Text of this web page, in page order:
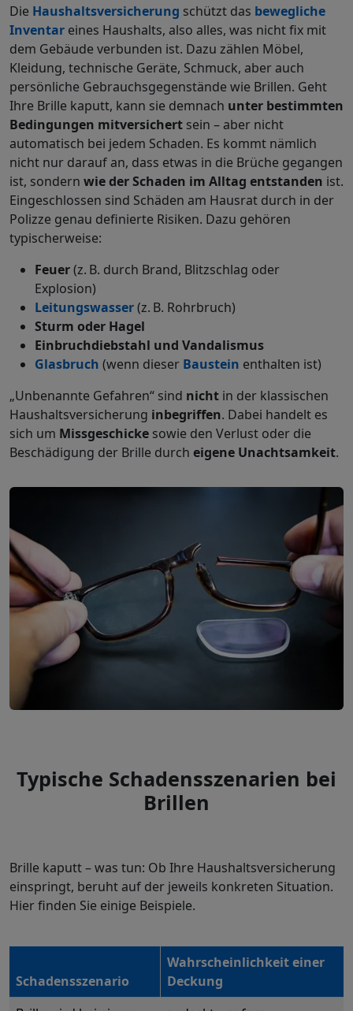
Die Haushaltsversicherung schützt das bewegliche
Inventar eines Haushalts, also alles, was nicht fix mit
dem Gebäude verbunden ist. Dazu zählen Möbel,
Kleidung, technische Geräte, Schmuck, aber auch
persönliche Gebrauchsgegenstände wie Brillen. Geht
Ihre Brille kaputt, kann sie demnach unter bestimmten
Bedingungen mitversichert sein – aber nicht
automatisch bei jedem Schaden. Es kommt nämlich
nicht nur darauf an, dass etwas in die Brüche gegangen
ist, sondern wie der Schaden im Alltag entstanden ist.
Eingeschlossen sind Schäden am Hausrat durch in der
Polizze genau definierte Risiken. Dazu gehören
typischerweise:
Feuer(z. B. durch Brand, Blitzschlag oder
Explosion)
Leitungswasser(z. B. Rohrbruch)
Sturm oder Hagel
Einbruchdiebstahl und Vandalismus
Glasbruch (wenn dieser Baustein enthalten ist)
„Unbenannte Gefahren“ sind nicht in der klassischen
Haushaltsversicherung inbegriffen. Dabei handelt es
sich um Missgeschicke sowie den Verlust oder die
Beschädigung der Brille durch eigene Unachtsamkeit.
Typische Schadensszenarien bei
Brillen
Brille kaputt – was tun: Ob Ihre Haushaltsversicherung
einspringt, beruht auf der jeweils konkreten Situation.
Hier finden Sie einige Beispiele.
Schadensszenario
Wahrscheinlichkeit einer
Deckung